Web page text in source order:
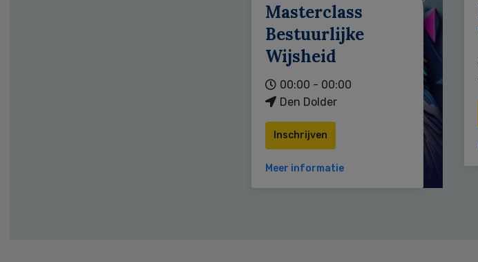
Masterclass
Bestuurlijke
Wijsheid
00:00 - 00:00
Den Dolder
Inschrijven
Meer informatie